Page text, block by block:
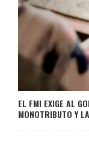
EL FMI EXIGE AL
MONOTRIBUTO Y